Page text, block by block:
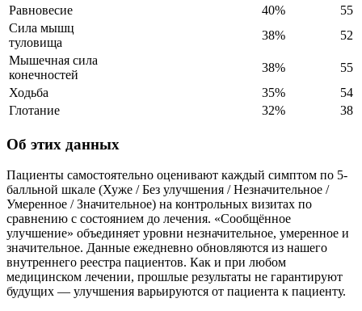
Равновесие
40%
55
Сила мышц
туловища
38%
52
Мышечная сила
конечностей
38%
55
Ходьба
35%
54
Глотание
32% 38
Об этих данных
Пациенты самостоятельно оценивают каждый симптом по 5-
балльной шкале (Хуже / Без улучшения / Незначительное /
Умеренное / Значительное) на контрольных визитах по
сравнению с состоянием до лечения. «Сообщённое
улучшение» объединяет уровни незначительное, умеренное и
значительное. Данные ежедневно обновляются из нашего
внутреннего реестра пациентов. Как и при любом
медицинском лечении, прошлые результаты не гарантируют
будущих — улучшения варьируются от пациента к пациенту.